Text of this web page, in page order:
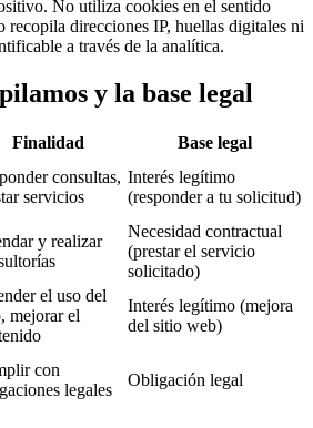
No utiliza cookies en el sentido
recopila direcciones IP, huellas digitales ni
a través de la analítica.
y la base legal
Finalidad
Base legal
consultas,
servicios
Interés legítimo
(responder a tu solicitud)
y realizar
Necesidad contractual
(prestar el servicio
solicitado)
el uso del
mejorar el
Interés legítimo (mejora
del sitio web)
con
legales
Obligación legal